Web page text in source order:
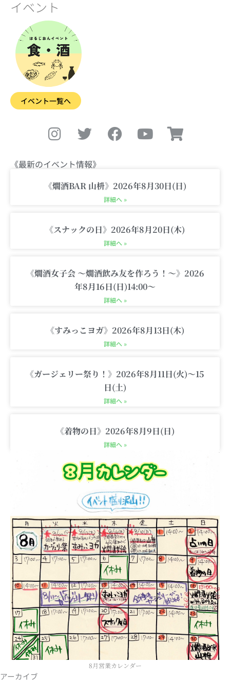
イベント
イベント一覧へ
I
n
s
t
a
g
m
w
i
t
t
e
a
c
o
o
o
u
b
h
o
i
-
r
《最新のイベント情報》
《燗酒BAR 山枡》2026年8月30日(日)
詳細へ »
《スナックの日》2026年8月20日(木)
詳細へ »
《燗酒女子会 〜燗酒飲み友を作ろう！〜》2026
年8月16日(日)14:00〜
詳細へ »
《すみっこヨガ》2026年8月13日(木)
詳細へ »
《ガージェリー祭り！》2026年8月11日(火)〜15
日(土)
詳細へ »
《着物の日》2026年8月9日(日)
詳細へ »
8月営業カレンダー
アーカイブ